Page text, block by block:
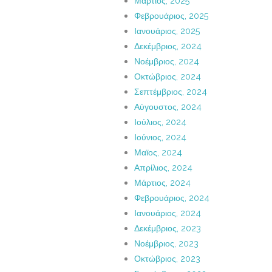
Φεβρουάριος, 2025
Ιανουάριος, 2025
Δεκέμβριος, 2024
Νοέμβριος, 2024
Οκτώβριος, 2024
Σεπτέμβριος, 2024
Αύγουστος, 2024
Ιούλιος, 2024
Ιούνιος, 2024
Μαϊος, 2024
Απρίλιος, 2024
Μάρτιος, 2024
Φεβρουάριος, 2024
Ιανουάριος, 2024
Δεκέμβριος, 2023
Νοέμβριος, 2023
Οκτώβριος, 2023